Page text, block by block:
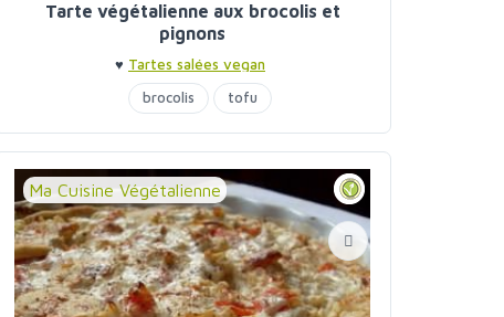
Tarte végétalienne aux brocolis et
pignons
♥ Tartes salées vegan
brocolis
tofu
Ma Cuisine Végétalienne